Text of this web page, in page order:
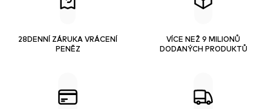
28DENNÍ ZÁRUKA VRÁCENÍ
PENĚZ
VÍCE NEŽ 9 MILIONŮ
DODANÝCH PRODUKTŮ